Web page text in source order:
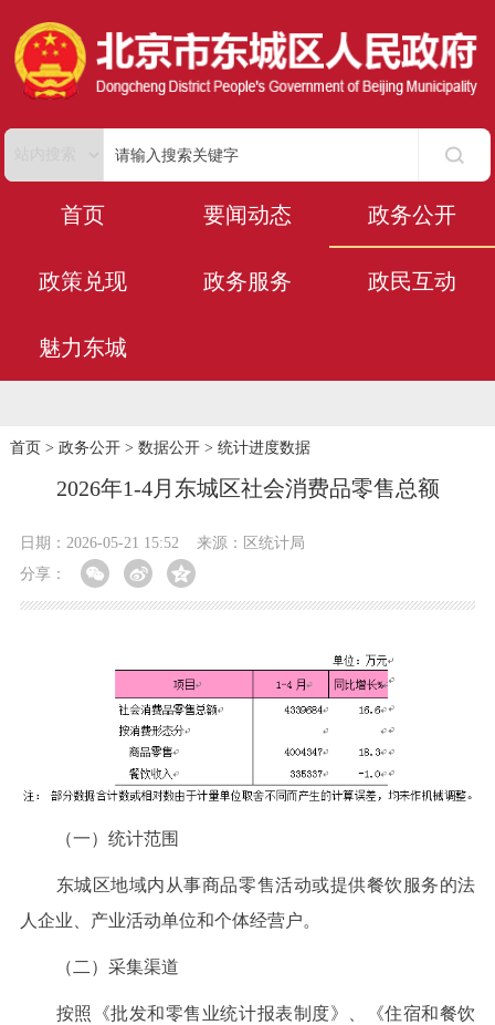
首页 要闻动态 政务公开
政策兑现 政务服务 政民互动
魅力东城
首页 > 政务公开> 数据公开> 统计进度数据
2026年1-4月东城区社会消费品零售总额
日期：2026-05-21 15:52
来源：区统计局
分享：
（一）统计范围
东城区地域内从事商品零售活动或提供餐饮服务的法
人企业、产业活动单位和个体经营户。
（二）采集渠道
按照《批发和零售业统计报表制度》、《住宿和餐饮